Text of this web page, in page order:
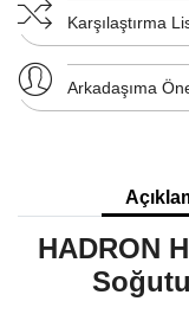
Karşılaştırma
Arkadaşıma
HADRON